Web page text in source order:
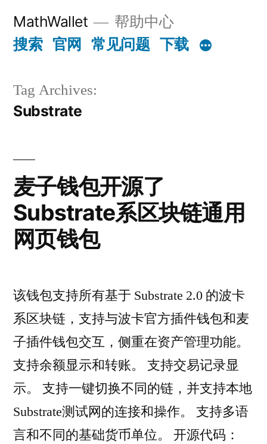
content
MathWallet 帮助中心
搜索 官网 常见问题 下载
Tag Archives:
Substrate
麦子钱包开源了
Substrate系区块链通用
网页钱包
该钱包支持所有基于 Substrate 2.0 的波卡
系区块链，支持与波卡官方插件钱包和麦
子插件钱包交互，侧重在资产管理功能。
支持余额显示和转账。 支持交易记录显
示。 支持一键切换不同的链，并支持本地
Substrate测试网的连接和操作。 支持多语
言和不同的基础货币单位。 开源代码：